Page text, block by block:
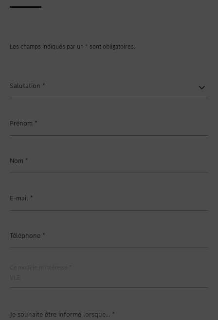
Les champs indiqués par un * sont obligatoires.
Salutation *
Prénom *
Nom *
E-mail *
Téléphone *
Je souhaite être informé lorsque... *